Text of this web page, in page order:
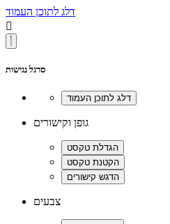
דלג לתוכן העמוד

סרגל נגישות
גופן וקישורים
צבעים